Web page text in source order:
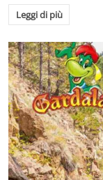
Leggi di più